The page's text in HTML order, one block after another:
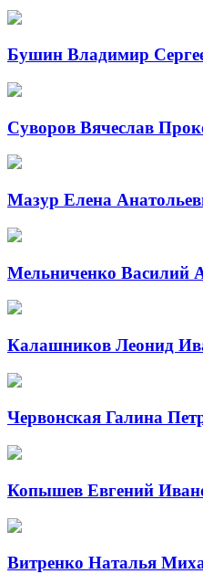
Бушин Владимир
Суворов Вячеслав
Мазур Елена
Мельниченко Василий
Калашников Леонид
Червонская Галина
Копышев Евгений
Витренко Наталья